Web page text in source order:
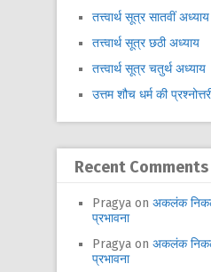
तत्त्वार्थ सूत्र सातवीं अध्याय
तत्त्वार्थ सूत्र छठी अध्याय
तत्त्वार्थ सूत्र चतुर्थ अध्याय
उत्तम शौच धर्म की
Recent Comments
Pragya on अकलंक
प्रभावना
Pragya on अकलंक
प्रभावना